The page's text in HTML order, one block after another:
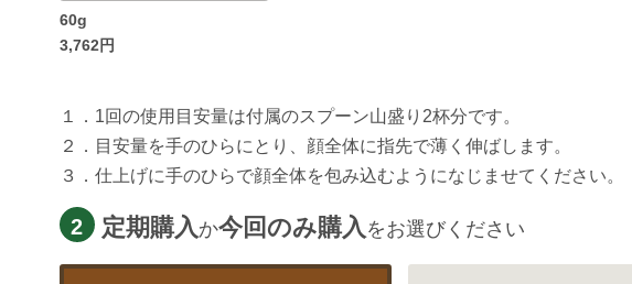
60g
3,762円
１．1回の使用目安量は付属のスプーン山盛り2杯分です。
２．目安量を手のひらにとり、顔全体に指先で薄く伸ばします。
３．仕上げに手のひらで顔全体を包み込むようになじませてください。
2 定期購入か今回のみ購入をお選びください